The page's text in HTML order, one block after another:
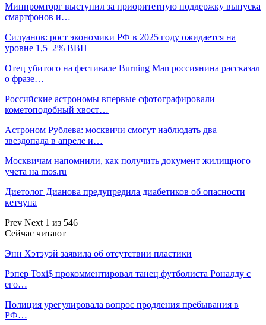
Минпромторг выступил за приоритетную поддержку выпуска
смартфонов и…
Силуанов: рост экономики РФ в 2025 году ожидается на
уровне 1,5–2% ВВП
Отец убитого на фестивале Burning Man россиянина рассказал
о фразе…
Российские астрономы впервые сфотографировали
кометоподобный хвост…
Астроном Рублева: москвичи смогут наблюдать два
звездопада в апреле и…
Москвичам напомнили, как получить документ жилищного
учета на mos.ru
Диетолог Дианова предупредила диабетиков об опасности
кетчупа
Prev Next 1 из 546
Сейчас читают
Энн Хэтэуэй заявила об отсутствии пластики
Рэпер Toxi$ прокомментировал танец футболиста Роналду с
его…
Полиция урегулировала вопрос продления пребывания в
РФ…